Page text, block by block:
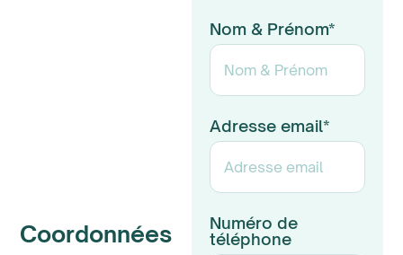
Coordonnées
Nom & Prénom*
Adresse email*
Numéro de
téléphone